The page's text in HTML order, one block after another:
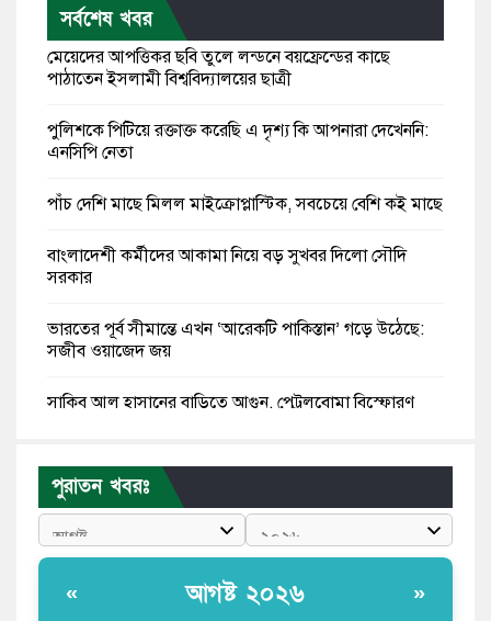
সর্বশেষ খবর
মেয়েদের আপত্তিকর ছবি তুলে লন্ডনে বয়ফ্রেন্ডের কাছে
পাঠাতেন ইসলামী বিশ্ববিদ্যালয়ের ছাত্রী
পুলিশকে পিটিয়ে রক্তাক্ত করেছি এ দৃশ্য কি আপনারা দেখেননি:
এনসিপি নেতা
পাঁচ দেশি মাছে মিলল মাইক্রোপ্লাস্টিক, সবচেয়ে বেশি কই মাছে
বাংলাদেশী কর্মীদের আকামা নিয়ে বড় সুখবর দিলো সৌদি
সরকার
ভারতের পূর্ব সীমান্তে এখন ‘আরেকটি পাকিস্তান’ গড়ে উঠেছে:
সজীব ওয়াজেদ জয়
সাকিব আল হাসানের বাড়িতে আগুন, পেট্রলবোমা বিস্ফোরণ
ডকুমেন্টারি নয়: ভারপ্রাপ্ত রাষ্ট্রপতি
কুমিল্লায় শরীরের বিভিন্ন ক্ষত নিয়ে বেঁচে আছেন ৫৬৬
জুলাইযোদ্ধা
তারেক রহমান ক্ষমতায় থাকবেন না, পতন শুরু হয়ে গেছে:
পুরাতন খবরঃ
« আগষ্ট ২০২৬ »